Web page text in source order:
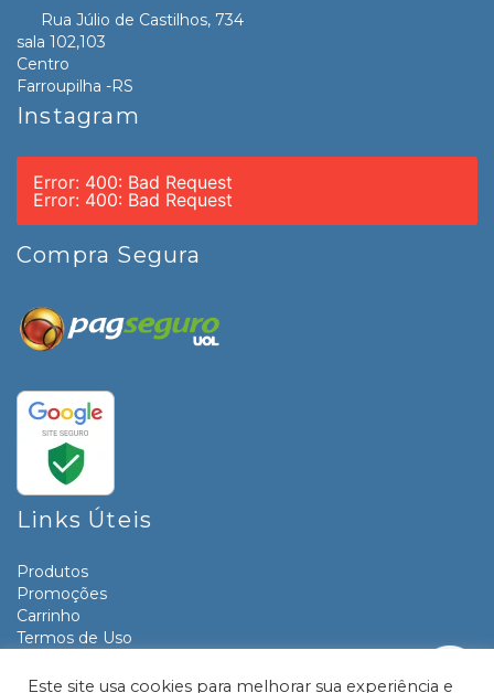
Rua Júlio de Castilhos, 734
sala 102,103
Centro
Farroupilha -RS
Instagram
Error: 400: Bad Request
Error: 400: Bad Request
Compra Segura
Links Úteis
Produtos
Promoções
Carrinho
Termos de Uso
Contato
Este site usa cookies para melhorar sua experiência e